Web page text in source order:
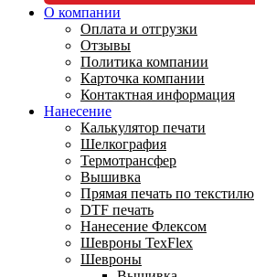
О компании
Оплата и отгрузки
Отзывы
Политика компании
Карточка компании
Контактная информация
Нанесение
Калькулятор печати
Шелкография
Термотрансфер
Вышивка
Прямая печать по текстилю
DTF печать
Нанесение Флексом
Шевроны TexFlex
Шевроны